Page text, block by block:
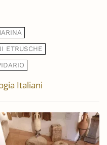
ETRUSCHE
Italiani